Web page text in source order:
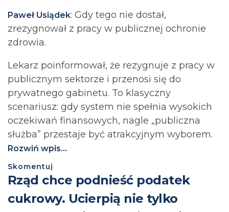
Paweł Usiądek: Gdy tego nie dostał,
zrezygnował z pracy w publicznej ochronie
zdrowia.
Lekarz poinformował, że rezygnuje z pracy w
publicznym sektorze i przenosi się do
prywatnego gabinetu. To klasyczny
scenariusz: gdy system nie spełnia wysokich
oczekiwań finansowych, nagle „publiczna
służba” przestaje być atrakcyjnym wyborem.
Rozwiń wpis...
Skomentuj
⁨Rząd chce podnieść podatek
cukrowy. Ucierpią nie tylko